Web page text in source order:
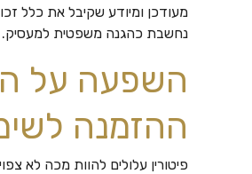
מעודכן ומיודע שקיבל את כלל
נחשבת כהגנה משפטית למעסיק.
השפעה על
ההזמנה
פיטורין עלולים להוות מכה לא